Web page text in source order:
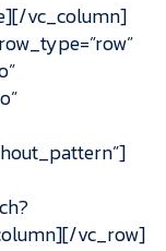
vc_column]
vc_row]